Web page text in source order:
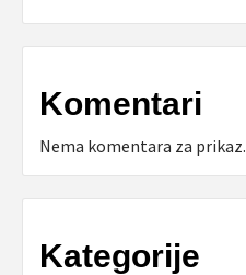
Komentari
Nema komentara za prikaz.
Kategorije